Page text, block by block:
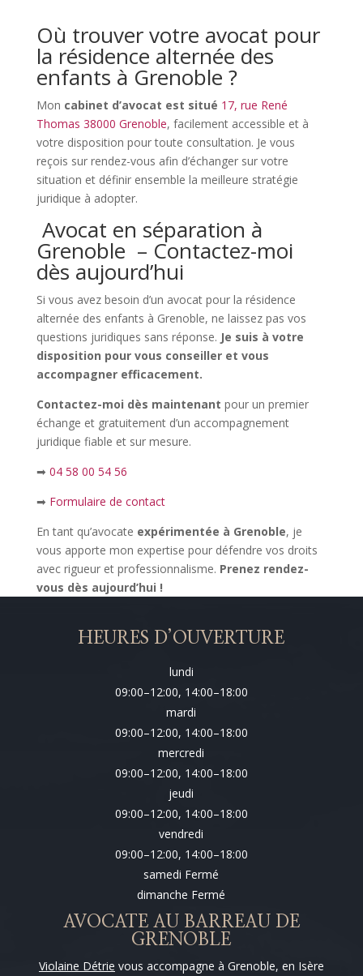
Où trouver votre avocat pour
la résidence alternée des
enfants à Grenoble ?
Mon cabinet d’avocat est situé 17, rue René
Thomas 38000 Grenoble, facilement accessible et à
votre disposition pour toute consultation. Je vous
reçois sur rendez-vous afin d’échanger sur votre
situation et définir ensemble la meilleure stratégie
juridique à adopter.
Avocat en séparation à
Grenoble – Contactez-moi
dès aujourd’hui
Si vous avez besoin d’un avocat pour la résidence
alternée des enfants à Grenoble, ne laissez pas vos
questions juridiques sans réponse. Je suis à votre
disposition pour vous conseiller et vous
accompagner efficacement.
Contactez-moi dès maintenant pour un premier
échange et gratuitement d’un accompagnement
juridique fiable et sur mesure.
➡ 04 58 00 54 56
➡ Formulaire de contact
En tant qu’avocate expérimentée à Grenoble, je
vous apporte mon expertise pour défendre vos droits
avec rigueur et professionnalisme. Prenez rendez-
vous dès aujourd’hui !
HEURES D’OUVERTURE
lundi
09:00–12:00, 14:00–18:00
mardi
09:00–12:00, 14:00–18:00
mercredi
09:00–12:00, 14:00–18:00
jeudi
09:00–12:00, 14:00–18:00
vendredi
09:00–12:00, 14:00–18:00
samedi Fermé
dimanche Fermé
AVOCATE AU BARREAU DE
GRENOBLE
Violaine Détrie vous accompagne à Grenoble, en Isère